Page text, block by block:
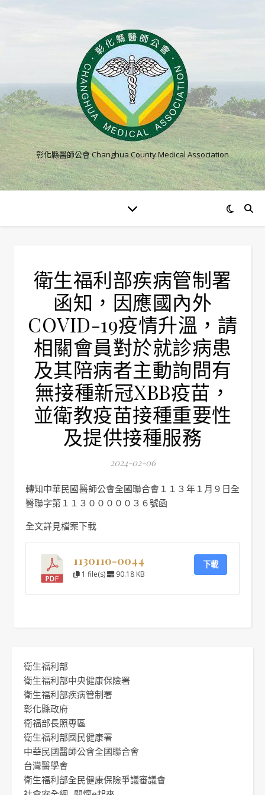
彰化縣醫師公會 Changhua County Medical Association
衛生福利部疾病管制署
函知，因應國內外
COVID-19疫情升溫，請
相關會員對於就診病患
及其陪病者主動詢問有
無接種新冠XBB疫苗，
並衛教疫苗接種重要性
及提供接種服務
2024-02-06
轉知中華民國醫師公會全國聯合會１１３年１月９日全
醫聯字第１１３０００００３６號函
全文詳見檔案下載
1130110-0044
1 file(s) 90.18 KB
下載
衛生福利部
衛生福利部中央健康保險署
衛生福利部疾病管制署
彰化縣政府
衛福部長照專區
衛生福利部國民健康署
中華民國醫師公會全國聯合會
台灣醫學會
衛生福利部全民健康保險爭議審議會